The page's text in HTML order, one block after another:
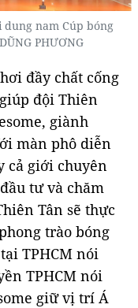
nam Cúp bóng
PHƯƠNG
đầy chất cống
đội Thiên
giành
màn phô diễn
cả giới chuyên
tư và chăm
Tân sẽ thực
trào bóng
TPHCM nói
TPHCM nói
giữ vị trí Á